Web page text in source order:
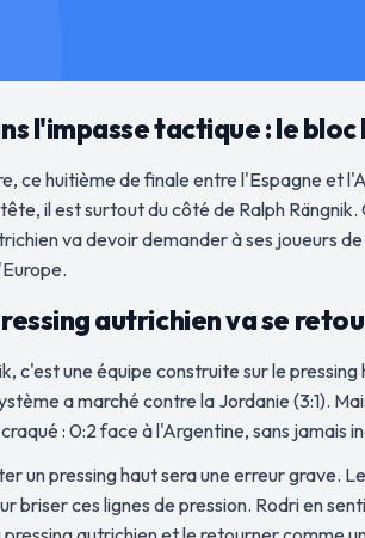
l'impasse tactique : le bloc
ce huitième de finale entre l'Espagne et
il est surtout du côté de Ralph
va devoir demander à ses joueurs
autrichien va se
c'est une équipe construite sur le
a marché contre la Jordanie (3:1).
: 0:2 face à l'Argentine, sans jamais
un pressing haut sera une erreur grave.
briser ces lignes de pression. Rodri en